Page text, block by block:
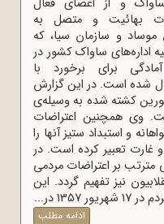
بهائیت و متصل به
موساد و سازمان سیا، که
اداره‌های ساواک‌ کشور در
برای برخورد با
شده است. در این گزارش
کشته شده به وسیله‌ی
وی همچنین اعتراضات
و استبداد ستیز آنها را
غارت تعبیر کرده است. در
مترتب بر اعتراضات مردمی
نیز تفهیم گردد. این
در...
ادامه مطلب